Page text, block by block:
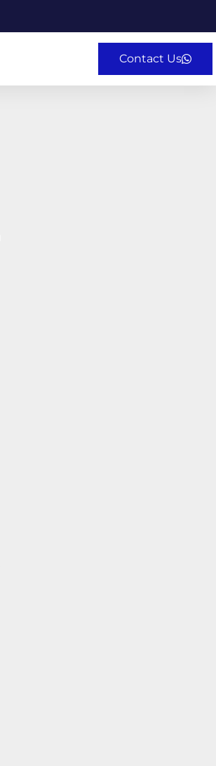
Contact Us